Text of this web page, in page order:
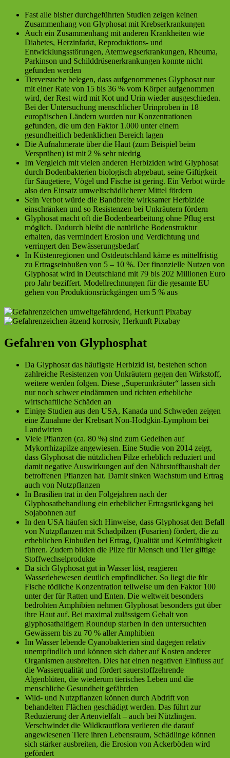
Fast alle bisher durchgeführten Studien zeigen keinen
Zusammenhang von Glyphosat mit Krebserkrankungen
Auch ein Zusammenhang mit anderen Krankheiten wie
Diabetes, Herzinfarkt, Reproduktions- und
Entwicklungsstörungen, Atemwegserkrankungen, Rheuma,
Parkinson und Schilddrüsenerkrankungen konnte nicht
gefunden werden
Tierversuche belegen, dass aufgenommenes Glyphosat nur
mit einer Rate von 15 bis 36 % vom Körper aufgenommen
wird, der Rest wird mit Kot und Urin wieder ausgeschieden.
Bei der Untersuchung menschlicher Urinproben in 18
europäischen Ländern wurden nur Konzentrationen
gefunden, die um den Faktor 1.000 unter einem
gesundheitlich bedenklichen Bereich lagen
Die Aufnahmerate über die Haut (zum Beispiel beim
Versprühen) ist mit 2 % sehr niedrig
Im Vergleich mit vielen anderen Herbiziden wird Glyphosat
durch Bodenbakterien biologisch abgebaut, seine Giftigkeit
für Säugetiere, Vögel und Fische ist gering. Ein Verbot würde
also den Einsatz umweltschädlicherer Mittel fördern
Sein Verbot würde die Bandbreite wirksamer Herbizide
einschränken und so Resistenzen bei Unkräutern fördern
Glyphosat macht oft die Bodenbearbeitung ohne Pflug erst
möglich. Dadurch bleibt die natürliche Bodenstruktur
erhalten, das vermindert Erosion und Verdichtung und
verringert den Bewässerungsbedarf
In Küstenregionen und Ostdeutschland käme es mittelfristig
zu Ertragseinbußen von 5 – 10 %. Der finanzielle Nutzen von
Glyphosat wird in Deutschland mit 79 bis 202 Millionen Euro
pro Jahr beziffert. Modellrechnungen für die gesamte EU
gehen von Produktionsrückgängen um 5 % aus
Gefahren von Glyphosphat
Da Glyphosat das häufigste Herbizid ist, bestehen schon
zahlreiche Resistenzen von Unkräutern gegen den Wirkstoff,
weitere werden folgen. Diese „Superunkräuter“ lassen sich
nur noch schwer eindämmen und richten erhebliche
wirtschaftliche Schäden an
Einige Studien aus den USA, Kanada und Schweden zeigen
eine Zunahme der Krebsart Non-Hodgkin-Lymphom bei
Landwirten
Viele Pflanzen (ca. 80 %) sind zum Gedeihen auf
Mykorrhizapilze angewiesen. Eine Studie von 2014 zeigt,
dass Glyphosat die nützlichen Pilze erheblich reduziert und
damit negative Auswirkungen auf den Nährstoffhaushalt der
betroffenen Pflanzen hat. Damit sinken Wachstum und Ertrag
auch von Nutzpflanzen
In Brasilien trat in den Folgejahren nach der
Glyphosatbehandlung ein erheblicher Ertragsrückgang bei
Sojabohnen auf
In den USA häufen sich Hinweise, dass Glyphosat den Befall
von Nutzpflanzen mit Schadpilzen (Fusarien) fördert, die zu
erheblichen Einbußen bei Ertrag, Qualität und Keimfähigkeit
führen. Zudem bilden die Pilze für Mensch und Tier giftige
Stoffwechselprodukte
Da sich Glyphosat gut in Wasser löst, reagieren
Wasserlebewesen deutlich empfindlicher. So liegt die für
Fische tödliche Konzentration teilweise um den Faktor 100
unter der für Ratten und Enten. Die weltweit besonders
bedrohten Amphibien nehmen Glyphosat besonders gut über
ihre Haut auf. Bei maximal zulässigem Gehalt von
glyphosathaltigem Roundup starben in den untersuchten
Gewässern bis zu 70 % aller Amphibien
Im Wasser lebende Cyanobakterien sind dagegen relativ
unempfindlich und können sich daher auf Kosten anderer
Organismen ausbreiten. Dies hat einen negativen Einfluss auf
die Wasserqualität und fördert sauerstoffzehrende
Algenblüten, die wiederum tierisches Leben und die
menschliche Gesundheit gefährden
Wild- und Nutzpflanzen können durch Abdrift von
behandelten Flächen geschädigt werden. Das führt zur
Reduzierung der Artenvielfalt – auch bei Nützlingen.
Verschwindet die Wildkrautflora verlieren die darauf
angewiesenen Tiere ihren Lebensraum, Schädlinge können
sich stärker ausbreiten, die Erosion von Ackerböden wird
gefördert